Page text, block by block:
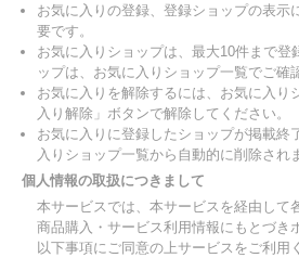
お気に入りの登録、登録ショップの表示
要です。
お気に入りショップは、最大10件まで登
ップは、お気に入りショップ一覧でご確
お気に入りを解除するには、お気に入り
入り解除」ボタンで解除してください。
お気に入りに登録したショップが掲載終
入りショップ一覧から自動的に削除され
個人情報の取扱につきまして
本サービスでは、本サービスを経由して
商品購入・サービス利用情報にもとづき
以下事項にご同意の上サービスをご利用